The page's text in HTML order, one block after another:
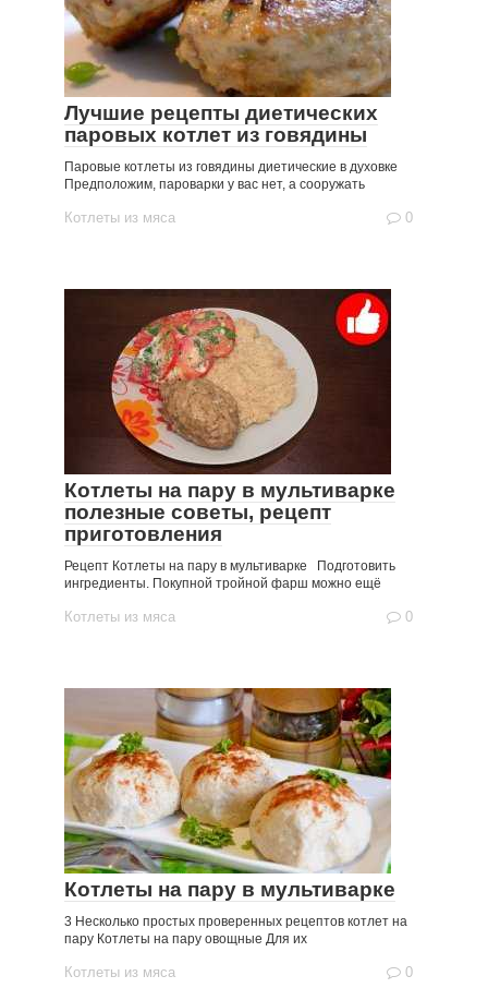
Лучшие рецепты диетических
паровых котлет из говядины
Паровые котлеты из говядины диетические в духовке
Предположим, пароварки у вас нет, а сооружать
Котлеты из мяса 0
Котлеты на пару в мультиварке
полезные советы, рецепт
приготовления
Рецепт Котлеты на пару в мультиварке Подготовить
ингредиенты. Покупной тройной фарш можно ещё
Котлеты из мяса 0
Котлеты на пару в мультиварке
3 Несколько простых проверенных рецептов котлет на
пару Котлеты на пару овощные Для их
Котлеты из мяса 0